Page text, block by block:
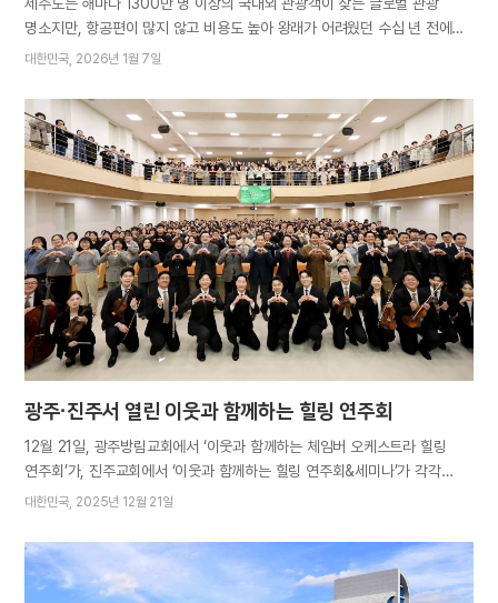
명소지만, 항공편이 많지 않고 비용도 높아 왕래가 어려웠던 수십 년 전에는
사정이 전혀 달랐습니다. 땅에는 현무암이 지천이라 농사가 어렵고, 마땅한
그래서 도민들에게 바다는 풍요로운 어머니의 품과 같았습니다. 전복이며
소라, 성게 같은 해산물을 넉넉히 내주었으니까요. 섬에서 나고 자란 수많은
여성들이 구구단을 떼기도 전에 물질을 배우고 바다로 나선 이유입니다.
서귀포시 WMC연수원에 마련된 ‘우리 어머니’ 글과 사진전에는 제주
해녀들의 이야기가 담긴 작품이 함께 전시되어 관심을 불러일으키고
있습니다. 개관(1월 22일)을 보름여 앞둔 1월 7일에는 특별한 손님들이
방문했습니다. 일출봉으로 유명한 성산읍의 어촌계 해녀 20여 명입니다.
일평생 물질로 가족을 건사해 온 이 ‘바당’1 의 ‘어멍’2 들은 해녀 사진 촬영에
도움을 준 고마운 분들이기도 합니다. 1. ‘바다’의 제주…
대한민국 2026년 1월 7일
광주·진주서 열린 이웃과 함께하는 힐링 연주회
12월 21일, 광주방림교회에서 ‘이웃과 함께하는 체임버 오케스트라 힐링
연주회’가, 진주교회에서 ‘이웃과 함께하는 힐링 연주회&세미나’가 각각
개최됐다. 한 해를 마무리하며 이웃에게 힐링의 시간을 선물하고, 다가오는
지역 성도와 가족, 친구, 지인, 각계 인사 등 총 1000명가량이 참석해 서로
소통하며 의미 있는 시간을 보냈다. 하나님의 교회 지역 성도들로 구성된
체임버 오케스트라가 무대에 오르며 행사의 막이 올랐다. 오케스트라는
대한민국 2025년 12월 21일